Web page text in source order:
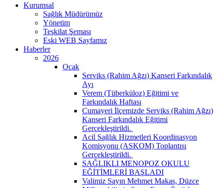
Kurumsal
Sağlık Müdürümüz
Yönetim
Teşkilat Şeması
Eski WEB Sayfamız
Haberler
2026
Ocak
Serviks (Rahim Ağzı) Kanseri Farkındalık
Ayı
Verem (Tüberküloz) Eğitimi ve
Farkındalık Haftası
Cumayeri İlçemizde Serviks (Rahim Ağzı)
Kanseri Farkındalık Eğitimi
Gerçekleştirildi. ​
Acil Sağlık Hizmetleri Koordinasyon
Komisyonu (ASKOM) Toplantısı
Gerçekleştirildi. ​
SAĞLIKLI MENOPOZ OKULU
EĞİTİMLERİ BAŞLADI
Valimiz Sayın Mehmet Makas, Düzce